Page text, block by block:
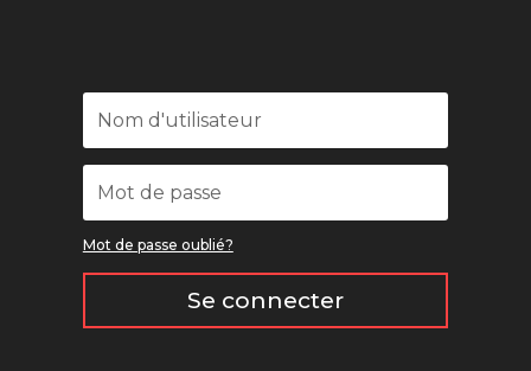
Mot de passe oublié?
Se connecter